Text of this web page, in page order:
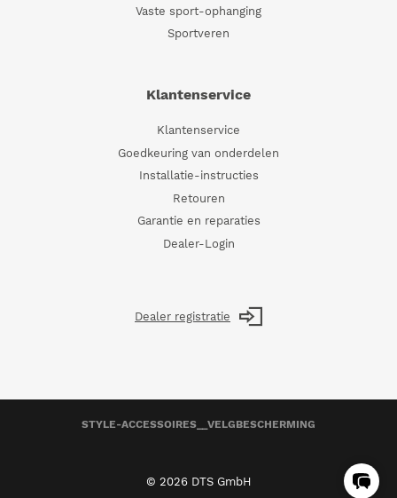
Vaste sport-ophanging
Sportveren
Klantenservice
Klantenservice
Goedkeuring van onderdelen
Installatie-instructies
Retouren
Garantie en reparaties
Dealer-Login
Dealer registratie
STYLE-ACCESSOIRES__VELGBESCHERMING
© 2026 DTS GmbH